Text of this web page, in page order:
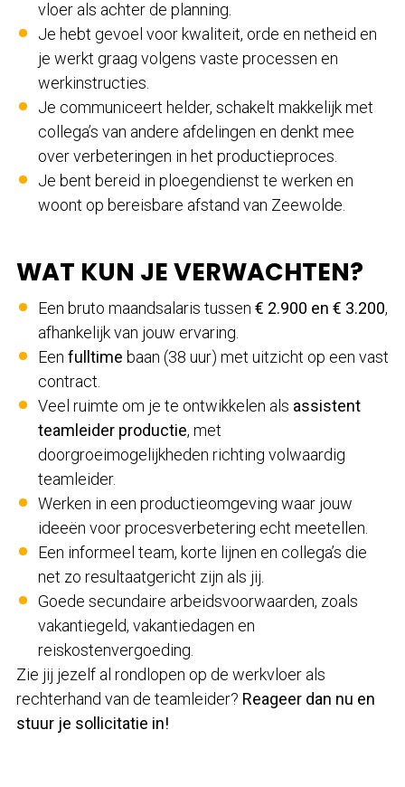
vloer als achter de planning.
Je hebt gevoel voor kwaliteit, orde en netheid en
je werkt graag volgens vaste processen en
werkinstructies.
Je communiceert helder, schakelt makkelijk met
collega’s van andere afdelingen en denkt mee
over verbeteringen in het productieproces.
Je bent bereid in ploegendienst te werken en
woont op bereisbare afstand van Zeewolde.
WAT KUN JE VERWACHTEN?
Een bruto maandsalaris tussen € 2.900 en € 3.200,
afhankelijk van jouw ervaring.
Een fulltime baan (38 uur) met uitzicht op een vast
contract.
Veel ruimte om je te ontwikkelen als assistent
teamleider productie, met
doorgroeimogelijkheden richting volwaardig
teamleider.
Werken in een productieomgeving waar jouw
ideeën voor procesverbetering echt meetellen.
Een informeel team, korte lijnen en collega’s die
net zo resultaatgericht zijn als jij.
Goede secundaire arbeidsvoorwaarden, zoals
vakantiegeld, vakantiedagen en
reiskostenvergoeding.
Zie jij jezelf al rondlopen op de werkvloer als
rechterhand van de teamleider? Reageer dan nu en
stuur je sollicitatie in!